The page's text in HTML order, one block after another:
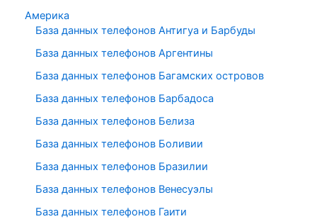
Америка
База данных телефонов Антигуа и Барбуды
База данных телефонов Аргентины
База данных телефонов Багамских островов
База данных телефонов Барбадоса
База данных телефонов Белиза
База данных телефонов Боливии
База данных телефонов Бразилии
База данных телефонов Венесуэлы
База данных телефонов Гаити